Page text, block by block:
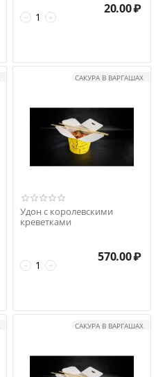
+
−
20.00₽
САКУРА В ВАРГАШАХ
Удон с королевскими
креветками
+
−
570.00₽
САКУРА В ВАРГАШАХ